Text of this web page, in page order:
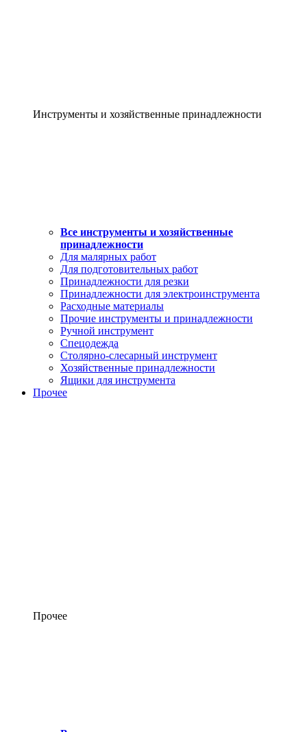
Инструменты и хозяйственные принадлежности
Все инструменты и хозяйственные
принадлежности
Для малярных работ
Для подготовительных работ
Принадлежности для резки
Принадлежности для электроинструмента
Расходные материалы
Прочие инструменты и принадлежности
Ручной инструмент
Спецодежда
Столярно-слесарный инструмент
Хозяйственные принадлежности
Ящики для инструмента
Прочее
Прочее